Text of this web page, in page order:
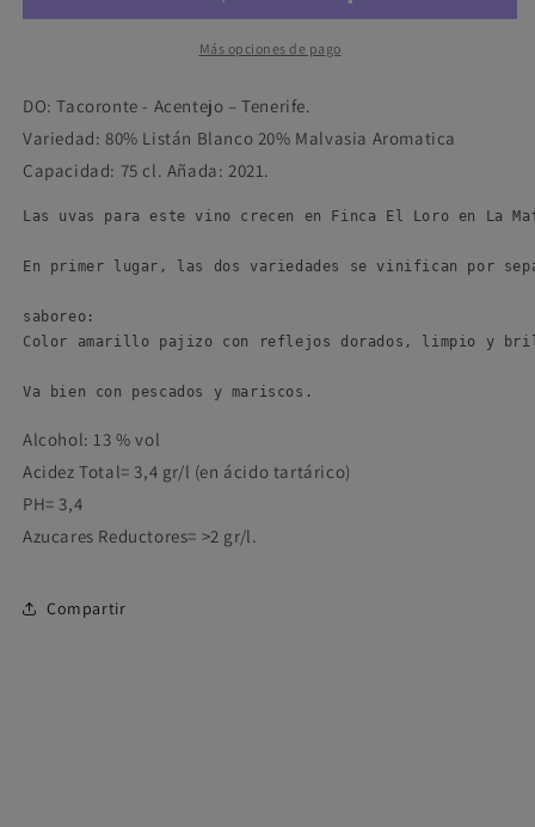
Más opciones de pago
DO: Tacoronte - Acentejo – Tenerife.
Variedad: 80% Listán Blanco 20% Malvasia Aromatica
Capacidad: 75 cl. Añada: 2021.
Las uvas para este vino crecen en Finca El Loro en La
En primer lugar, las dos variedades se vinifican por
saboreo:
Color amarillo pajizo con reflejos dorados, limpio y
Va bien con pescados y mariscos.
Alcohol: 13 % vol
Acidez Total= 3,4 gr/l (en ácido tartárico)
PH= 3,4
Azucares Reductores= >2 gr/l.
Compartir